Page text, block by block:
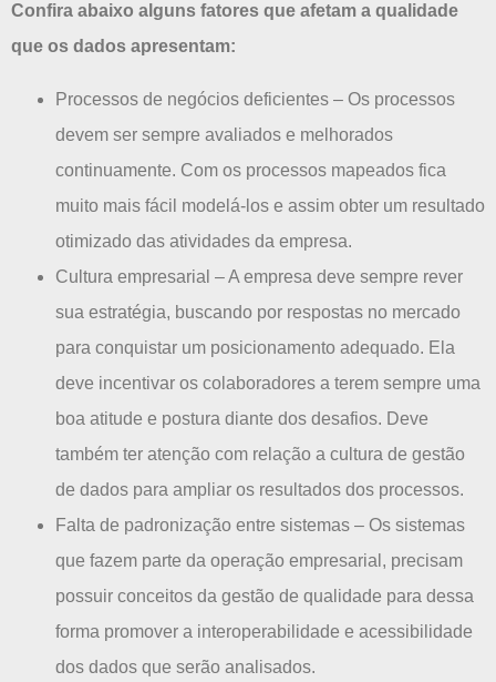
Confira abaixo alguns fatores que afetam a qualidade
que os dados apresentam:
Processos de negócios deficientes – Os processos
devem ser sempre avaliados e melhorados
continuamente. Com os processos mapeados fica
muito mais fácil modelá-los e assim obter um resultado
otimizado das atividades da empresa.
Cultura empresarial – A empresa deve sempre rever
sua estratégia, buscando por respostas no mercado
para conquistar um posicionamento adequado. Ela
deve incentivar os colaboradores a terem sempre uma
boa atitude e postura diante dos desafios. Deve
também ter atenção com relação a cultura de gestão
de dados para ampliar os resultados dos processos.
Falta de padronização entre sistemas – Os sistemas
que fazem parte da operação empresarial, precisam
possuir conceitos da gestão de qualidade para dessa
forma promover a interoperabilidade e acessibilidade
dos dados que serão analisados.